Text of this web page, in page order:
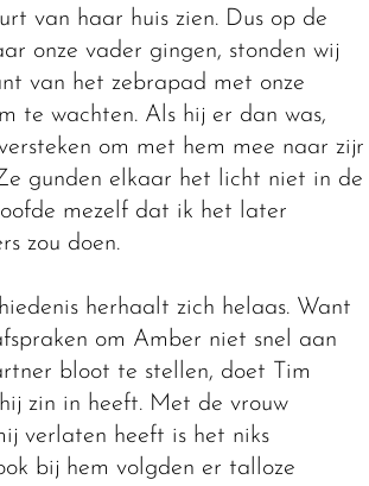
van haar huis zien. Dus op de
onze vader gingen, stonden wij
van het zebrapad met onze
te wachten. Als hij er dan was,
om met hem mee naar zijn
gunden elkaar het licht niet in de
mezelf dat ik het later
zou doen.
herhaalt zich helaas. Want
om Amber niet snel aan
bloot te stellen, doet Tim
zin in heeft. Met de vrouw
verlaten heeft is het niks
bij hem volgden er talloze